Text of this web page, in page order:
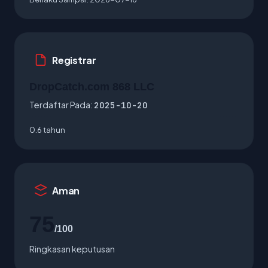
Registrar
Terdaftar Pada: 2025-10-20
0.6 tahun
Aman
/100
Ringkasan keputusan